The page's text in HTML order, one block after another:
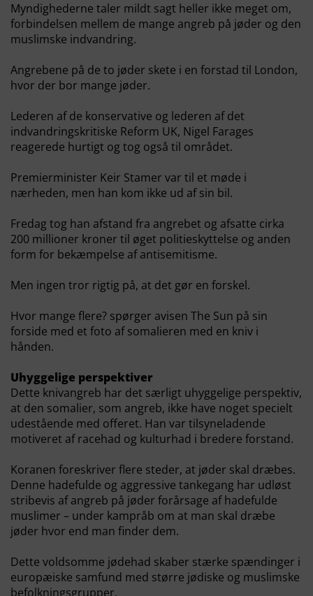
Myndighederne taler mildt sagt heller ikke meget om,
forbindelsen mellem de mange angreb på jøder og den
muslimske indvandring.
Angrebene på de to jøder skete i en forstad til London,
hvor der bor mange jøder.
Lederen af de konservative og lederen af det
indvandringskritiske Reform UK, Nigel Farages
reagerede hurtigt og tog også til området.
Premierminister Keir Stamer var til et møde i
nærheden, men han kom ikke ud af sin bil.
Fredag tog han afstand fra angrebet og afsatte cirka
200 millioner kroner til øget politieskyttelse og anden
form for bekæmpelse af antisemitisme.
Men ingen tror rigtig på, at det gør en forskel.
Hvor mange flere? spørger avisen The Sun på sin
forside med et foto af somalieren med en kniv i
hånden.
Uhyggelige perspektiver
Dette knivangreb har det særligt uhyggelige perspektiv,
at den somalier, som angreb, ikke have noget specielt
udestående med offeret. Han var tilsyneladende
motiveret af racehad og kulturhad i bredere forstand.
Koranen foreskriver flere steder, at jøder skal dræbes.
Denne hadefulde og aggressive tankegang har udløst
stribevis af angreb på jøder forårsage af hadefulde
muslimer – under kampråb om at man skal dræbe
jøder hvor end man finder dem.
Dette voldsomme jødehad skaber stærke spændinger i
europæiske samfund med større jødiske og muslimske
befolkningsgrupper.